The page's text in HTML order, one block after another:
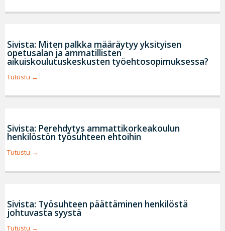
Sivista: Miten palkka määräytyy yksityisen
opetusalan ja ammatillisten
aikuiskoulutuskeskusten työehtosopimuksessa?
Tutustu
Sivista: Perehdytys ammattikorkeakoulun
henkilöstön työsuhteen ehtoihin
Tutustu
Sivista: Työsuhteen päättäminen henkilöstä
johtuvasta syystä
Tutustu